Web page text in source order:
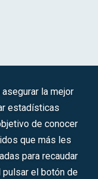
de la Innovación y las
la mejor
estadísticas
de conocer
que más les
para recaudar
pulsar el botón de